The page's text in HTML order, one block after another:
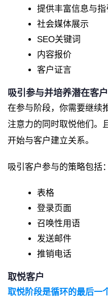
提供丰富信息与
社会媒体展示
SEO关键词
内容报价
客户证言
吸引参与并培养潜在客户
在参与阶段，你需要继续
注意力的同时取悦他们。
开始与客户建立关系。
吸引客户参与的策略包括：
表格
登录页面
召唤性用语
发送邮件
推销电话
取悦客户
取悦阶段是循环的最后一